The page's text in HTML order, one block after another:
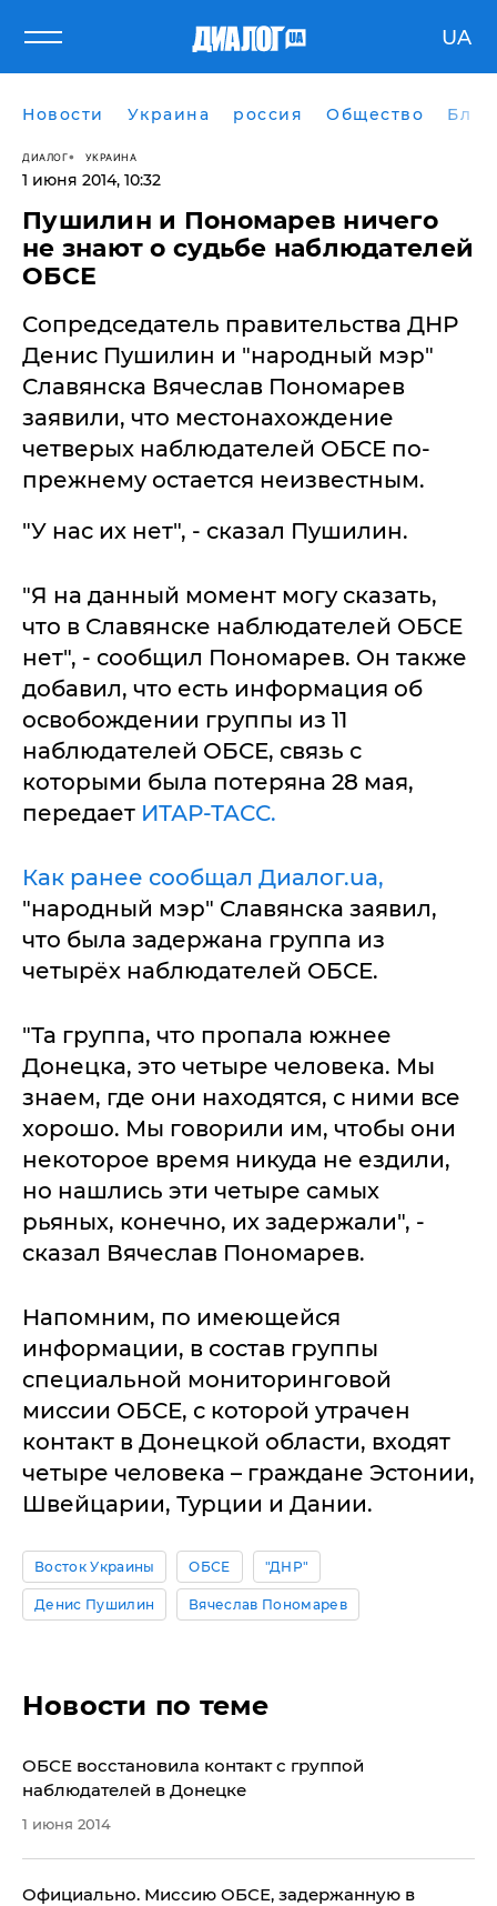
UA
Новости Украина россия Общество
ДИАЛОГ УКРАИНА
1 июня 2014, 10:32
Пушилин и Пономарев ничего
не знают о судьбе наблюдателей
ОБСЕ
Сопредседатель правительства ДНР
Денис Пушилин и "народный мэр"
Славянска Вячеслав Пономарев
заявили, что местонахождение
четверых наблюдателей ОБСЕ по-
прежнему остается неизвестным.
"У нас их нет", - сказал Пушилин.
"Я на данный момент могу сказать,
что в Славянске наблюдателей ОБСЕ
нет", - сообщил Пономарев. Он также
добавил, что есть информация об
освобождении группы из 11
наблюдателей ОБСЕ, связь с
которыми была потеряна 28 мая,
передает ИТАР-ТАСС.
Как ранее сообщал Диалог.ua,
"народный мэр" Славянска заявил,
что была задержана группа из
четырёх наблюдателей ОБСЕ.
"Та группа, что пропала южнее
Донецка, это четыре человека. Мы
знаем, где они находятся, с ними все
хорошо. Мы говорили им, чтобы они
некоторое время никуда не ездили,
но нашлись эти четыре самых
рьяных, конечно, их задержали", -
сказал Вячеслав Пономарев.
Напомним, по имеющейся
информации, в состав группы
специальной мониторинговой
миссии ОБСЕ, с которой утрачен
контакт в Донецкой области, входят
четыре человека – граждане Эстонии,
Швейцарии, Турции и Дании.
Восток Украины ОБСЕ "ДНР"
Денис Пушилин Вячеслав Пономарев
Новости по теме
ОБСЕ восстановила контакт с группой
наблюдателей в Донецке
1 июня 2014
Официально. Миссию ОБСЕ, задержанную в